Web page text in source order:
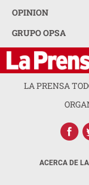
OPINION
GRUPO OPSA
LA PRENSA
ACERCA DE